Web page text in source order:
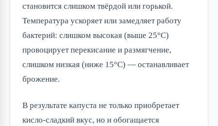
становится слишком твёрдой или горькой.
Температура ускоряет или замедляет работу
бактерий: слишком высокая (выше 25°C)
провоцирует перекисание и размягчение,
слишком низкая (ниже 15°C) — останавливает
брожение.
В результате капуста не только приобретает
кисло-сладкий вкус, но и обогащается